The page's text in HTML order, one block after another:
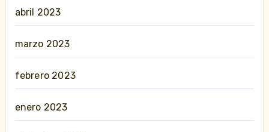
abril 2023
marzo 2023
febrero 2023
enero 2023